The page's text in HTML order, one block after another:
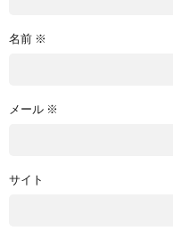
名前 ※
メール ※
サイト